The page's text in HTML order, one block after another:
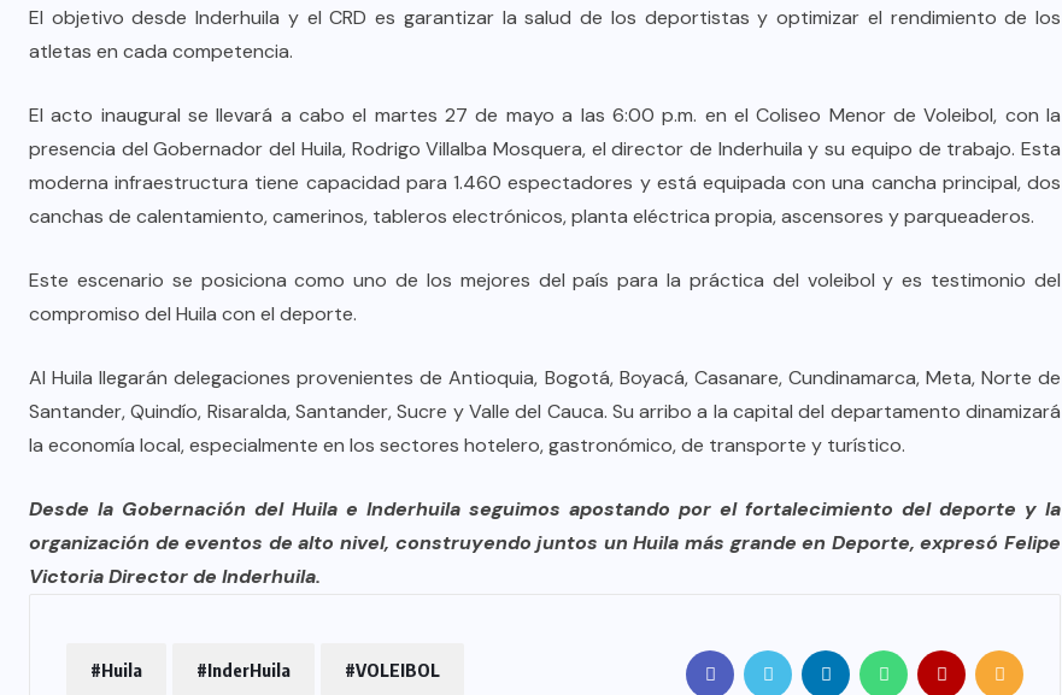
El objetivo desde Inderhuila y el CRD es garantizar la salud de los deportistas y optimizar el rendimiento de los
atletas en cada competencia.
El acto inaugural se llevará a cabo el martes 27 de mayo a las 6:00 p.m. en el Coliseo Menor de Voleibol, con la
presencia del Gobernador del Huila, Rodrigo Villalba Mosquera, el director de Inderhuila y su equipo de trabajo. Esta
moderna infraestructura tiene capacidad para 1.460 espectadores y está equipada con una cancha principal, dos
canchas de calentamiento, camerinos, tableros electrónicos, planta eléctrica propia, ascensores y parqueaderos.
Este escenario se posiciona como uno de los mejores del país para la práctica del voleibol y es testimonio del
compromiso del Huila con el deporte.
Al Huila llegarán delegaciones provenientes de Antioquia, Bogotá, Boyacá, Casanare, Cundinamarca, Meta, Norte de
Santander, Quindío, Risaralda, Santander, Sucre y Valle del Cauca. Su arribo a la capital del departamento dinamizará
la economía local, especialmente en los sectores hotelero, gastronómico, de transporte y turístico.
Desde la Gobernación del Huila e Inderhuila seguimos apostando por el fortalecimiento del deporte y la
organización de eventos de alto nivel, construyendo juntos un Huila más grande en Deporte, expresó Felipe
Victoria Director de Inderhuila.
#Huila #InderHuila #VOLEIBOL